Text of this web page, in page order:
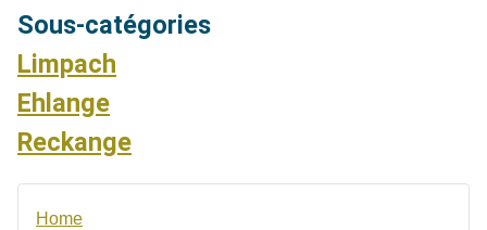
Home
Sous-catégories
Limpach
Ehlange
Reckange